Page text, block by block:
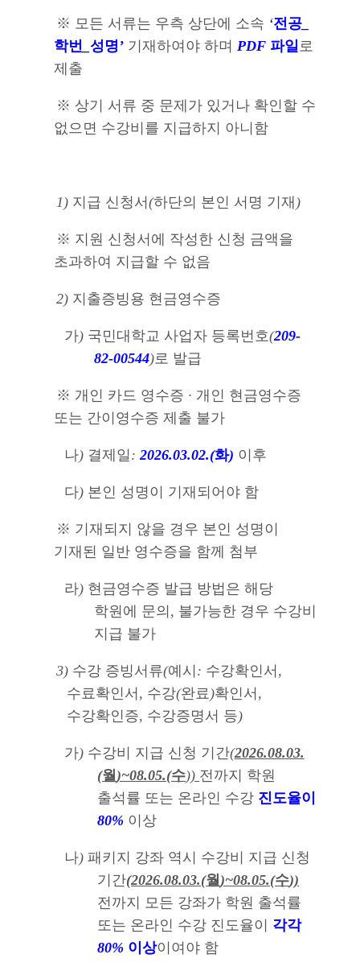
※ 모든 서류는 우측 상단에 소속 ‘전공_
학번 성명 ’ 기재하여야 하며 PDF 파일로
제출
※ 상기 서류 중 문제가 있거나 확인할 수
없으면 수강비를 지급하지 아니함
1) 지급 신청서 (하단의 본인 서명 기재 )
※ 지원 신청서에 작성한 신청 금액을
초과하여 지급할 수 없음
2) 지출증빙용 현금영수증
가) 국민대학교 사업자 등록번호(209-
82-00544)로 발급
※ 개인 카드 영수증 · 개인 현금영수증
또는 간이영수증 제출 불가
나) 결제일 :2026.03.02.(화) 이후
다) 본인 성명이 기재되어야 함
※ 기재되지 않을 경우 본인 성명이
기재된 일반 영수증을 함께 첨부
라) 현금영수증 발급 방법은 해당
학원에 문의 , 불가능한 경우 수강비
지급 불가
3) 수강 증빙서류(예시 : 수강확인서 ,
수료확인서 , 수강(완료)확인서 ,
수강확인증, 수강증명서 등)
가) 수강비 지급 신청 기간(2026.08.03.
(월)~08.05.(수)) 전까지 학원
출석률 또는 온라인 수강 진도율이
80% 이상
나) 패키지 강좌 역시 수강비 지급 신청
기간(2026.08.03.(월)~08.05.(수))
전까지 모든 강좌가 학원 출석률
또는 온라인 수강 진도율이 각각
80% 이상이여야 함